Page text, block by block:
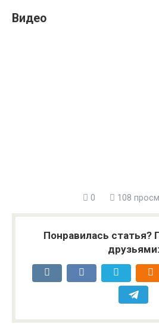
Видео
0 108
Понравилась статья?
друзьями: